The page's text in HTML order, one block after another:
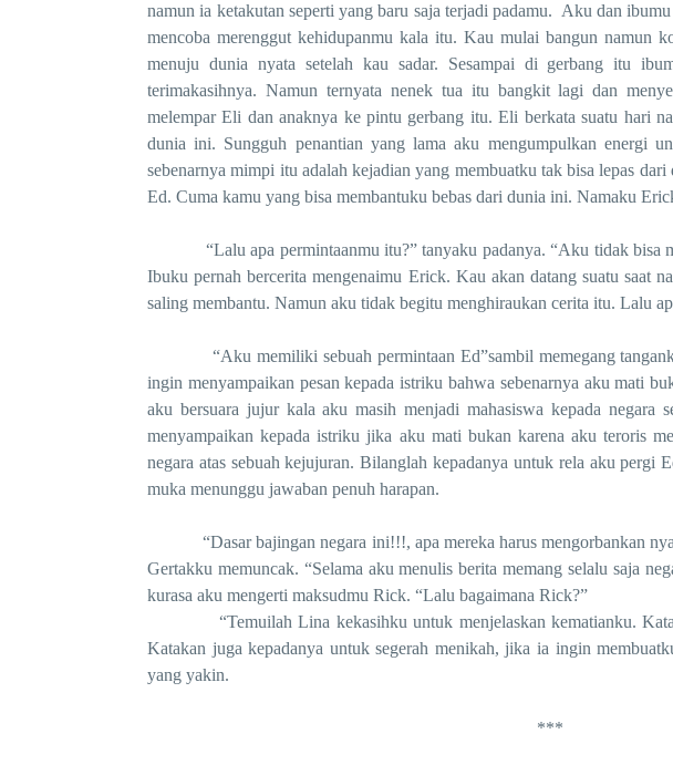
namun ia ketakutan seperti yang baru saja terjadi padamu. Aku dan
mencoba merenggut kehidupanmu kala itu. Kau mulai bangun namun
menuju dunia nyata setelah kau sadar. Sesampai di gerbang itu
terimakasihnya. Namun ternyata nenek tua itu bangkit lagi dan
melempar Eli dan anaknya ke pintu gerbang itu. Eli berkata suatu hari
dunia ini. Sungguh penantian yang lama aku mengumpulkan energi
sebenarnya mimpi itu adalah kejadian yang membuatku tak bisa lepas
Ed. Cuma kamu yang bisa membantuku bebas dari dunia ini. Namaku
“Lalu apa permintaanmu itu?” tanyaku padanya. “Aku tidak bisa
Ibuku pernah bercerita mengenaimu Erick. Kau akan datang suatu saat
saling membantu. Namun aku tidak begitu menghiraukan cerita itu. Lalu
“Aku memiliki sebuah permintaan Ed”sambil memegang tanganku
ingin menyampaikan pesan kepada istriku bahwa sebenarnya aku mati
aku bersuara jujur kala aku masih menjadi mahasiswa kepada negara
menyampaikan kepada istriku jika aku mati bukan karena aku teroris
negara atas sebuah kejujuran. Bilanglah kepadanya untuk rela aku pergi
muka menunggu jawaban penuh harapan.
“Dasar bajingan negara ini!!!, apa mereka harus mengorbankan
Gertakku memuncak. “Selama aku menulis berita memang selalu saja
kurasa aku mengerti maksudmu Rick. “Lalu bagaimana Rick?”
“Temuilah Lina kekasihku untuk menjelaskan kematianku.
Katakan juga kepadanya untuk segerah menikah, jika ia ingin
yang yakin.
***